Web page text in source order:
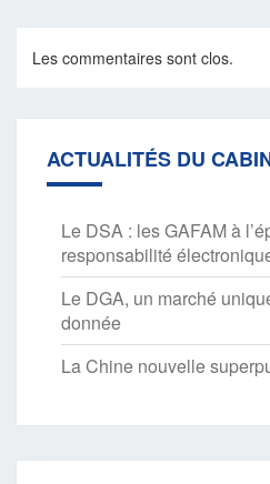
Les commentaires sont clos.
ACTUALITÉS DU
Le DSA : les GAFAM à
responsabilité
Le DGA, un marché
donnée
La Chine nouvelle